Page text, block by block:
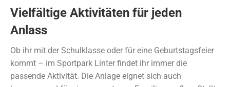
Vielfältige Aktivitäten für jeden
Anlass
Ob ihr mit der Schulklasse oder für eine Geburtstagsfeier
kommt – im Sportpark Linter findet ihr immer die
passende Aktivität. Die Anlage eignet sich auch